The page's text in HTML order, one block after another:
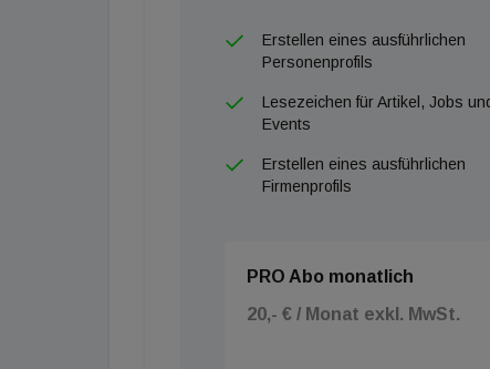
Erstellen eines ausführlichen
Personenprofils
Lesezeichen für Artikel, Jobs
Events
Erstellen eines ausführlichen
Firmenprofils
PRO Abo monatlich
20,- € / Monat exkl. MwSt.